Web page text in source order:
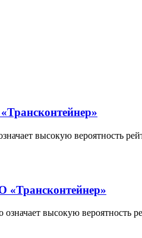
высокую вероятность
«Трансконтейнер»
высокую вероятность